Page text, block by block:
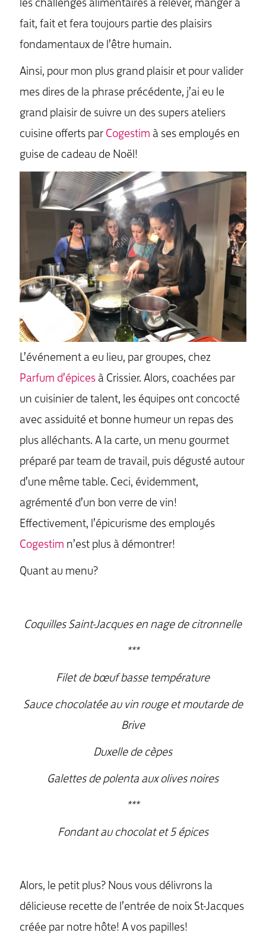
MENU
les challenges alimentaires à relever, manger a
fait, fait et fera toujours partie des plaisirs
fondamentaux de l’être humain.
Ainsi, pour mon plus grand plaisir et pour valider
mes dires de la phrase précédente, j’ai eu le
grand plaisir de suivre un des supers ateliers
cuisine offerts par Cogestim à ses employés en
guise de cadeau de Noël!
L’événement a eu lieu, par groupes, chez
Parfum d’épicesà Crissier. Alors, coachées par
un cuisinier de talent, les équipes ont concocté
avec assiduité et bonne humeur un repas des
plus alléchants. A la carte, un menu gourmet
préparé par team de travail, puis dégusté autour
d’une même table. Ceci, évidemment,
agrémenté d’un bon verre de vin!
Effectivement, l’épicurisme des employés
Cogestim n’est plus à démontrer!
Quant au menu?
Coquilles Saint-Jacques en nage de citronnelle
***
Filet de bœuf basse température
Sauce chocolatée au vin rouge et moutarde de
Brive
Duxelle de cèpes
Galettes de polenta aux olives noires
***
Fondant au chocolat et 5 épices
Alors, le petit plus? Nous vous délivrons la
délicieuse recette de l’entrée de noix St-Jacques
créée par notre hôte! A vos papilles!